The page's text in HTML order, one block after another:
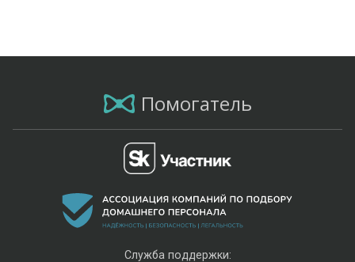
Помогатель
Служба поддержки: